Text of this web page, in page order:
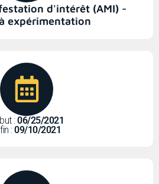
d'intérêt (AMI) -
expérimentation
:06/25/2021
fin :09/10/2021